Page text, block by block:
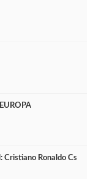
Cristiano Ronaldo Cs